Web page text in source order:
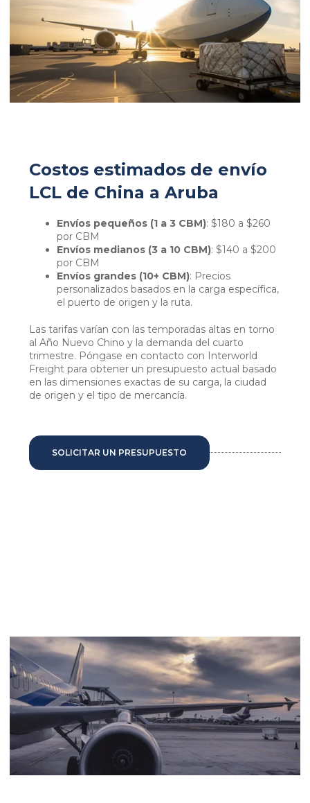
Costos estimados de envío
LCL de China a Aruba
Envíos pequeños (1 a 3 CBM): $180 a $260
por CBM
Envíos medianos (3 a 10 CBM): $140 a $200
por CBM
Envíos grandes (10+ CBM): Precios
personalizados basados en la carga específica,
el puerto de origen y la ruta.
Las tarifas varían con las temporadas altas en torno
al Año Nuevo Chino y la demanda del cuarto
trimestre. Póngase en contacto con Interworld
Freight para obtener un presupuesto actual basado
en las dimensiones exactas de su carga, la ciudad
de origen y el tipo de mercancía.
SOLICITAR UN PRESUPUESTO